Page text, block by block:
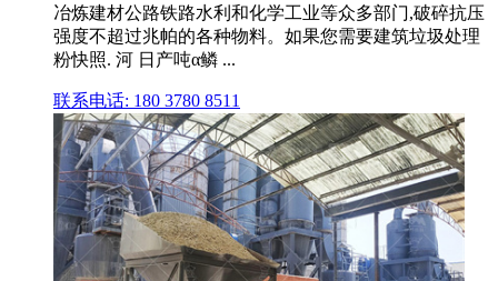
冶炼建材公路铁路水利和化学工业等众多部门,破碎抗压
强度不超过兆帕的各种物料。如果您需要建筑垃圾处理
粉快照. 河 日产吨α鳞 ...
联系电话: 180 3780 8511